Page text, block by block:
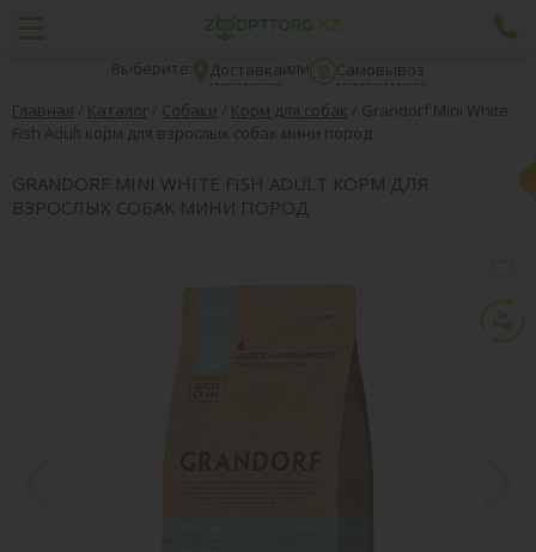
Выберите: Доставкаили
Самовывоз
Главная / Каталог / Собаки / Корм для собак / Grandorf Mini White
Fish Adult корм для взрослых собак мини пород
GRANDORF MINI WHITE FISH ADULT КОРМ ДЛЯ
ВЗРОСЛЫХ СОБАК МИНИ ПОРОД